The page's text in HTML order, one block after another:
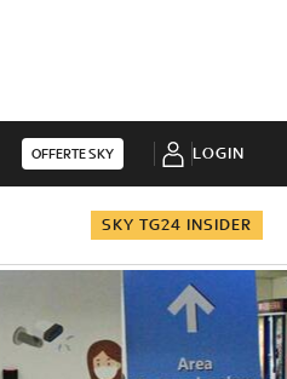
OFFERTE SKY LOGIN
SKY TG24 INSIDER